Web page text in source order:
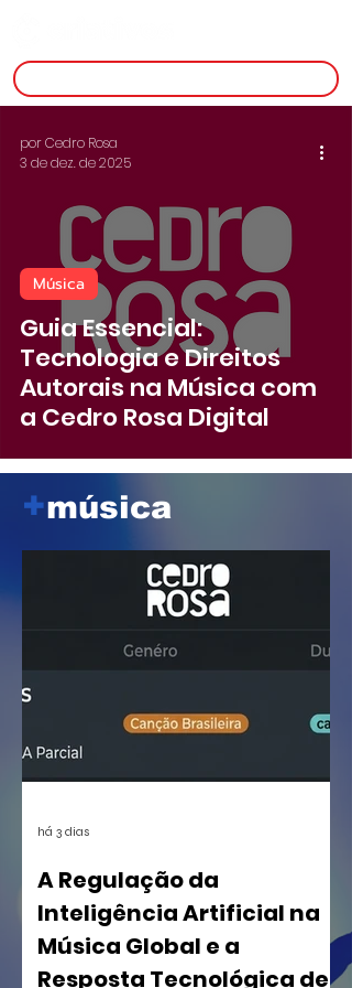
Guia Essencial:
Tecnologia e Direitos
Autorais na Música com
a Cedro Rosa Digital
Música
por Cedro Rosa
3 de dez. de 2025
+música
A Regulação da
Inteligência Artificial na
Música Global e a
Resposta Tecnológica de
há 3 dias